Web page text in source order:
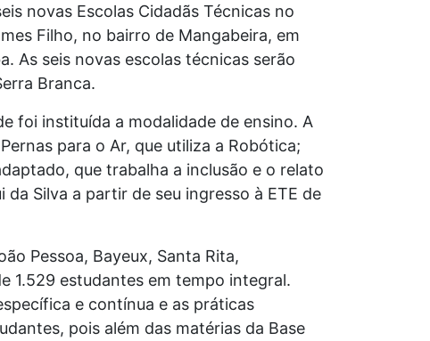
novas Escolas Cidadãs Técnicas no
Filho, no bairro de Mangabeira, em
As seis novas escolas técnicas serão
Branca.
foi instituída a modalidade de ensino. A
para o Ar, que utiliza a Robótica;
que trabalha a inclusão e o relato
Silva a partir de seu ingresso à ETE de
Pessoa, Bayeux, Santa Rita,
1.529 estudantes em tempo integral.
e contínua e as práticas
pois além das matérias da Base